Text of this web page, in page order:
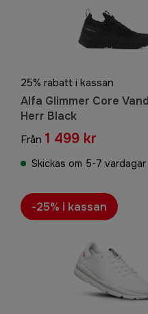
25% rabatt i kassan
Alfa Glimmer Core
Herr Black
Från 1 499 kr
Skickas om 5-7 vardagar
-25% i kassan